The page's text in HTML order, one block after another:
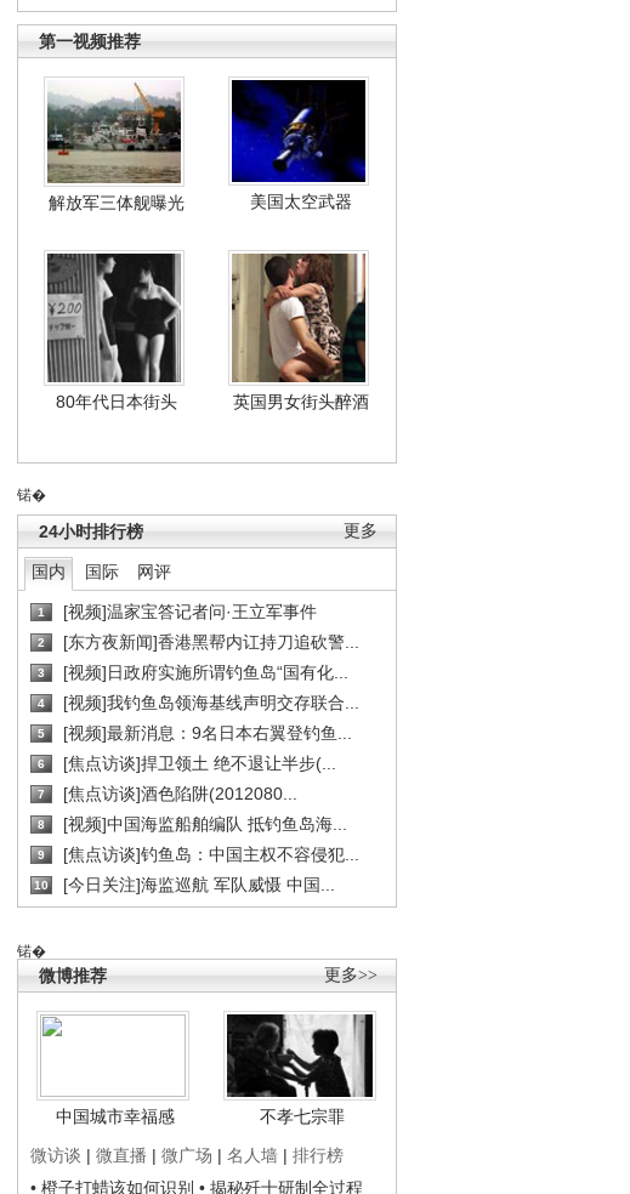
第一视频推荐
解放军三体舰曝光 美国太空武器
80年代日本街头 英国男女街头醉酒
锘�
更多
24小时排行榜
国内 国际 网评
1 [视频]温家宝答记者问·王立军事件
2 [东方夜新闻]香港黑帮内讧持刀追砍警...
3 [视频]日政府实施所谓钓鱼岛“国有化...
4 [视频]我钓鱼岛领海基线声明交存联合...
5 [视频]最新消息：9名日本右翼登钓鱼...
6 [焦点访谈]捍卫领土 绝不退让半步(...
7 [焦点访谈]酒色陷阱(2012080...
8 [视频]中国海监船舶编队 抵钓鱼岛海...
9 [焦点访谈]钓鱼岛：中国主权不容侵犯...
10 [今日关注]海监巡航 军队威慑 中国...
锘�
更多>>
微博推荐
中国城市幸福感
不孝七宗罪
微访谈 | 微直播 | 微广场 | 名人墙 | 排行榜
• 橙子打蜡该如何识别 • 揭秘歼十研制全过程